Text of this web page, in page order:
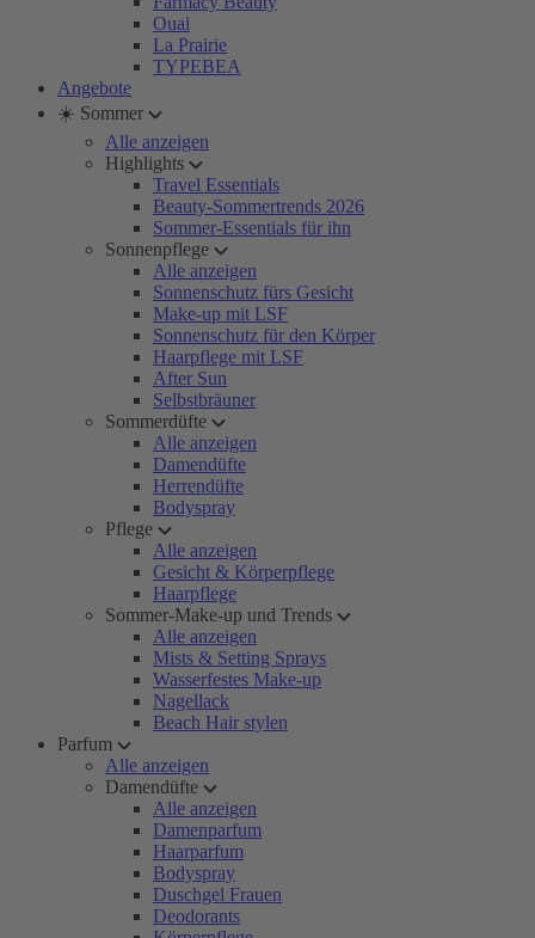
Ouai
La Prairie
TYPEBEA
Angebote
☀️ Sommer
Alle anzeigen
Highlights
Travel Essentials
Beauty-Sommertrends 2026
Sommer-Essentials für ihn
Sonnenpflege
Alle anzeigen
Sonnenschutz fürs Gesicht
Make-up mit LSF
Sonnenschutz für den Körper
Haarpflege mit LSF
After Sun
Selbstbräuner
Sommerdüfte
Alle anzeigen
Damendüfte
Herrendüfte
Bodyspray
Pflege
Alle anzeigen
Gesicht & Körperpflege
Haarpflege
Sommer-Make-up und Trends
Alle anzeigen
Mists & Setting Sprays
Wasserfestes Make-up
Nagellack
Beach Hair stylen
Parfum
Alle anzeigen
Damendüfte
Alle anzeigen
Damenparfum
Haarparfum
Bodyspray
Duschgel Frauen
Deodorants